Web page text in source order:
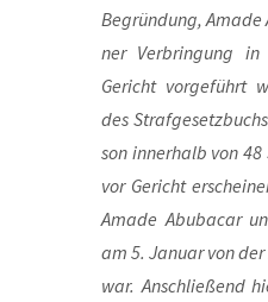
Begrün­dung,
ner Ver­brin­gung in
Gericht vor­ge­führt
des
son inner­halb von
vor Gericht
Ama­de Abu­ba­car
am 5. Janu­ar von
war. Anschlie­ßend